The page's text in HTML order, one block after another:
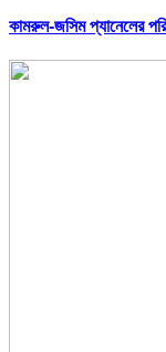
কামরুল-জসিম প্যানেলের